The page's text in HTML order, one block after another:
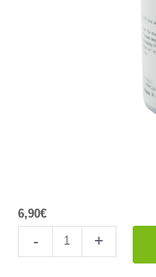
6,90€
-
Fenolftaleína,
+